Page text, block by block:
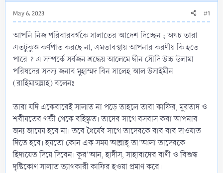
May 6, 2023 #1
আপনি নিজ পরিবারবর্গকে সালাতের আদেশ দিচ্ছেন ; অথচ তারা
এতটুকুও কর্ণপাত করছে না, এমতাবস্থায় আপনার করণীয় কি হতে
পারে ? এ সম্পর্কে সর্বজন শ্রদ্ধেয় আলেমে দ্বীন সৌদি উচ্চ উলামা
পরিষদের সদস্য জনাব মুহাম্মদ বিন সালেহ আল উসাইমীন
(রাহিমাহুল্লাহ) বলেনঃ
তারা যদি একেবারেই সালাত না পড়ে তাহলে তারা কাফির, মুরতাদ ও
শরীয়তের গন্ডী থেকে বহিষ্কৃত। তাদের সাথে বসবাস করা আপনার
জন্য জায়েয হবে না। তবে ধৈর্যের সাথে তাদেরকে বার বার দাওয়াত
দিতে হবে। হয়তো কোন এক সময় আল্লাহ্ তা'আলা তাদেরকে
হিদায়েত দিয়ে দিবেন। কুর'আন, হাদীস, সাহাবাদের বাণী ও বিশুদ্ধ
দৃষ্টিকোণ সালাত ত্যাগকারী কাফির হওয়া প্রমাণ করে।